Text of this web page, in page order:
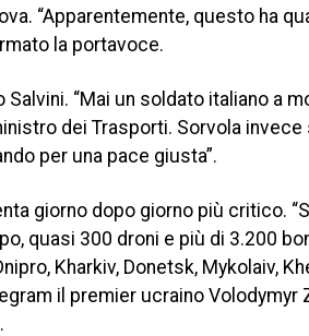
“Apparentemente, questo ha
la portavoce.
“Mai un soldato italiano a
dei Trasporti. Sorvola
per una pace giusta”.
giorno dopo giorno più critico.
quasi 300 droni e più di 3.200
Kharkiv, Donetsk, Mykolaiv,
il premier ucraino Volodymyr